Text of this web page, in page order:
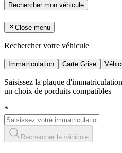
Rechercher mon véhicule
Close menu
Rechercher votre véhicule
Immatriculation Carte Grise
Saisissez la plaque
un choix de porduits compatibles
*
Rechercher le véhicule